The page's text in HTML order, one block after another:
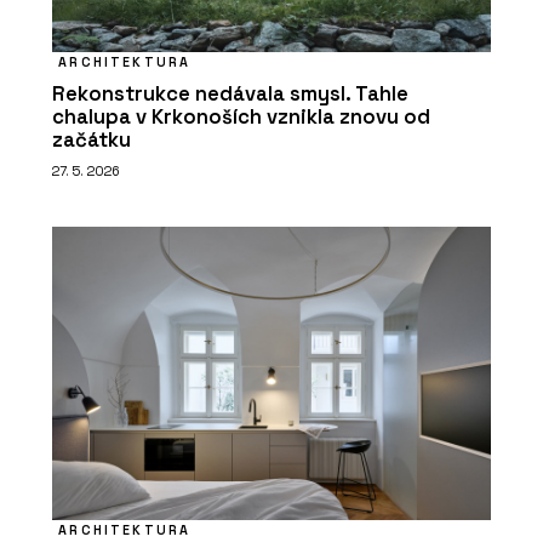
ARCHITEKTURA
Rekonstrukce nedávala smysl. Tahle
chalupa v Krkonoších vznikla znovu od
začátku
27. 5. 2026
ARCHITEKTURA